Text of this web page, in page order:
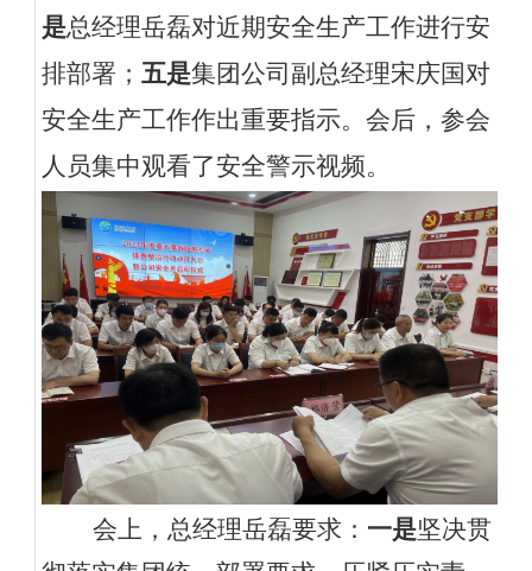
是总经理岳磊对近期安全生产工作进行安
排部署； 五是集团公司副总经理宋庆国对
安全生产工作作出重要指示。 会后，参会
人员集中观看了安全警示视频。
会上，总经理岳磊要求： 一是坚决贯